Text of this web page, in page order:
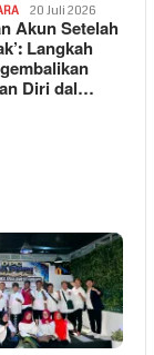
20 Juli 2026
Akun Setelah
Langkah
Diri dal…